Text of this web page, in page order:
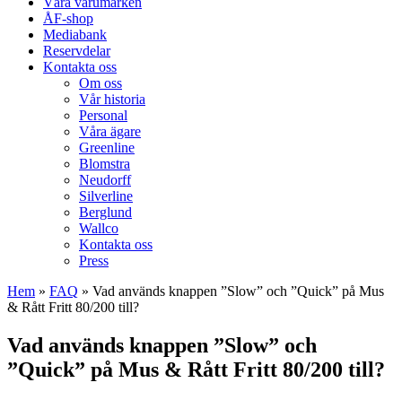
ÅF-shop
Mediabank
Reservdelar
Kontakta oss
Om oss
Vår historia
Personal
Våra ägare
Greenline
Blomstra
Neudorff
Silverline
Berglund
Wallco
Kontakta oss
Press
Hem » FAQ » Vad används knappen ”Slow” och ”Quick” på Mus
& Rått Fritt 80/200 till?
Vad används knappen ”Slow” och
”Quick” på Mus & Rått Fritt 80/200 till?